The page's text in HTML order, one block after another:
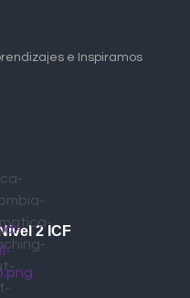
e Inspiramos
2 ICF